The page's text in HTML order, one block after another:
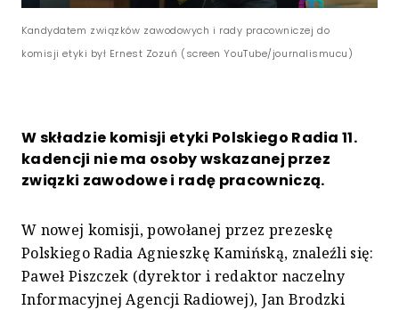
Kandydatem związków zawodowych i rady pracowniczej do
komisji etyki był Ernest Zozuń (screen YouTube/journalismucu)
W składzie komisji etyki Polskiego Radia 11.
kadencji nie ma osoby wskazanej przez
związki zawodowe i radę pracowniczą.
W nowej komisji, powołanej przez prezeskę
Polskiego Radia Agnieszkę Kamińską, znaleźli się:
Paweł Piszczek (dyrektor i redaktor naczelny
Informacyjnej Agencji Radiowej), Jan Brodzki